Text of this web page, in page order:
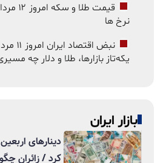
نرخ ها
یکه‌تاز بازارها، طلا و دلار چه
بازار ایران
کرد / زائران